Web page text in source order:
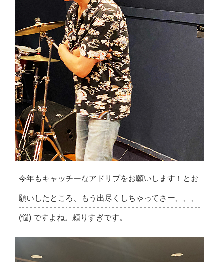
今年もキャッチーなアドリブをお願いします！とお
願いしたところ、もう出尽くしちゃってさー、、、
(悩) ですよね。頼りすぎです。